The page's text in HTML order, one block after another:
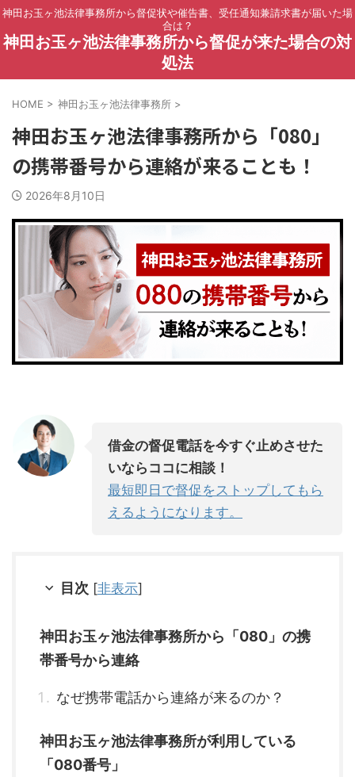
神田お玉ヶ池法律事務所から督促状や催告書、受任通知兼請求書が届いた場
合は？
神田お玉ヶ池法律事務所から督促が来た場合の対
処法
HOME > 神田お玉ヶ池法律事務所 >
神田お玉ヶ池法律事務所から「080」
の携帯番号から連絡が来ることも！
2026年8月10日
借金の督促電話を今すぐ止めさせた
いならココに相談！
最短即日で督促をストップしてもら
えるようになります。
目次 [非表示]
神田お玉ヶ池法律事務所から「080」の携
帯番号から連絡
なぜ携帯電話から連絡が来るのか？
神田お玉ヶ池法律事務所が利用している
「080番号」